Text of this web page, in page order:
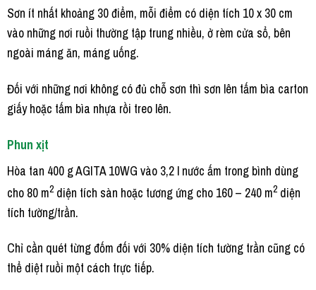
Sơn ít nhất khoảng 30 điểm, mỗi điểm có diện tích 10 x 30 cm
vào những nơi ruồi thường tập trung nhiều, ở rèm cửa sổ, bên
ngoài máng ăn, máng uống.
Đối với những nơi không có đủ chỗ sơn thì sơn lên tấm bìa carton
giấy hoặc tấm bìa nhựa rồi treo lên.
Phun xịt
Hòa tan 400 g AGITA 10WG vào 3,2 l nước ấm trong bình dùng
cho 80 m2 diện tích sàn hoặc tương ứng cho 160 – 240 m2 diện
tích tường/trần.
Chỉ cần quét từng đốm đối với 30% diện tích tường trần cũng có
thể diệt ruồi một cách trực tiếp.